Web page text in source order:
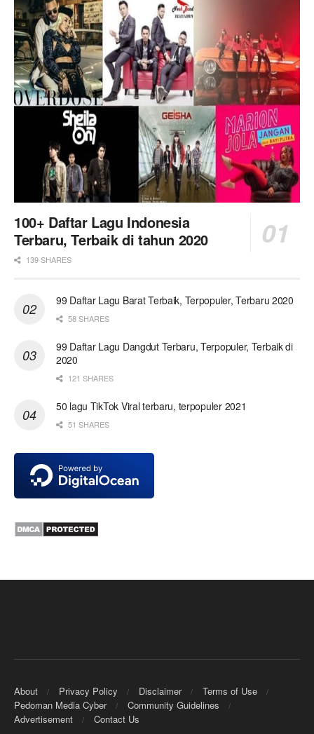
100+ Daftar Lagu Indonesia
Terbaru, Terbaik di tahun 2020
139 SHARES
99 Daftar Lagu Barat Terbaik, Terpopuler, Terbaru 2020
58 SHARES
99 Daftar Lagu Dangdut Terbaru, Terpopuler, Terbaik di
2020
121 SHARES
50 lagu TikTok Viral terbaru, terpopuler 2021
51 SHARES
About Privacy Policy Disclaimer
Terms of Use
Pedoman Media Cyber
Community Guidelines
Advertisement
Contact Us